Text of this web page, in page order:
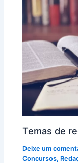
Temas de
Deixe um
Concursos,